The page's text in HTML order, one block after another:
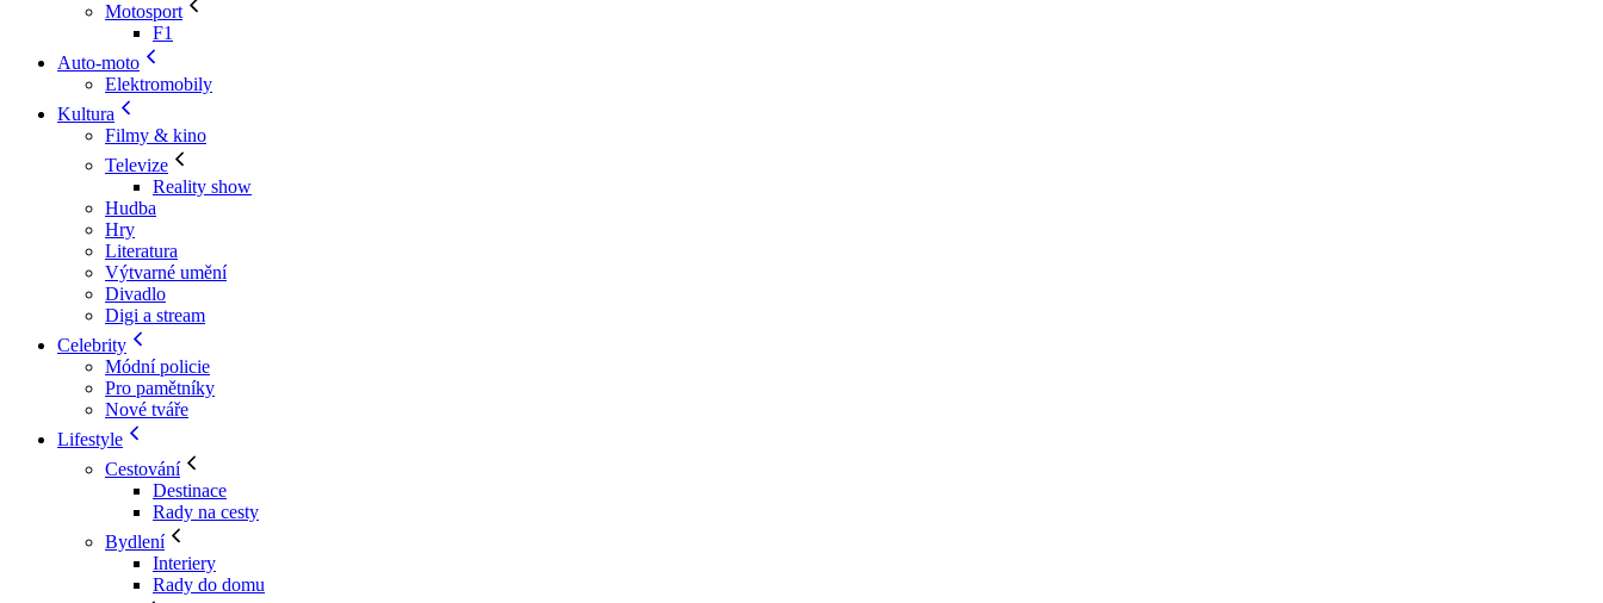
Motosport
F1
Auto-moto
Elektromobily
Kultura
Filmy & kino
Televize
Reality show
Hudba
Hry
Literatura
Výtvarné umění
Divadlo
Digi a stream
Celebrity
Módní policie
Pro pamětníky
Nové tváře
Lifestyle
Cestování
Destinace
Rady na cesty
Bydlení
Interiery
Rady do domu